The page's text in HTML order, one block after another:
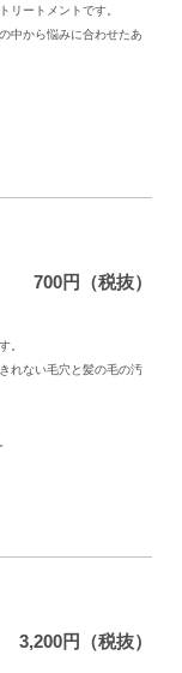
リートメントです。
中から悩みに合わせたあ
700円（税抜）
。
れない毛穴と髪の毛の汚
3,200円（税抜）